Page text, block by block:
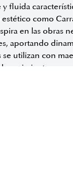
fluida
como
en las obras
aportando
se utilizan con
movimiento en